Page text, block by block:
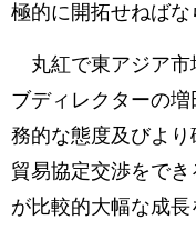
極的に開拓せねばな
丸紅で東アジア市
ブディレクターの
務的な態度及びよ
貿易協定交渉をで
が比較的大幅な成